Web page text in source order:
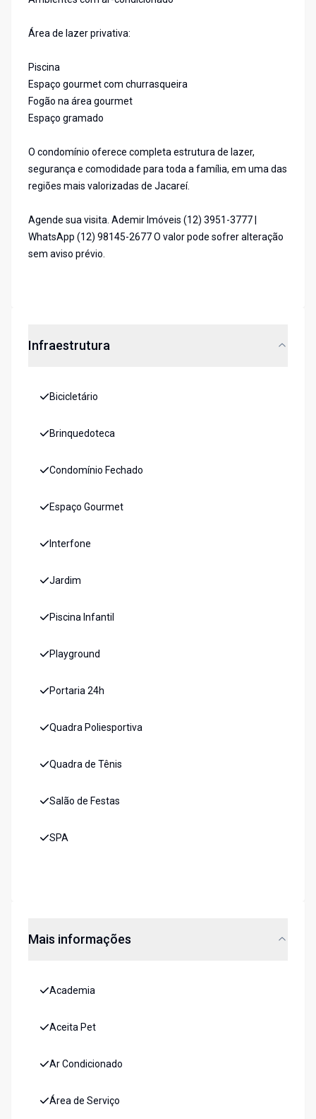
Área de lazer privativa:
Piscina
Espaço gourmet com churrasqueira
Fogão na área gourmet
Espaço gramado
O condomínio oferece completa estrutura de lazer,
segurança e comodidade para toda a família, em uma das
regiões mais valorizadas de Jacareí.
Agende sua visita. Ademir Imóveis (12) 3951-3777 |
WhatsApp (12) 98145-2677 O valor pode sofrer alteração
sem aviso prévio.
Infraestrutura
Bicicletário
Brinquedoteca
Condomínio Fechado
Espaço Gourmet
Interfone
Jardim
Piscina Infantil
Playground
Portaria 24h
Quadra Poliesportiva
Quadra de Tênis
Salão de Festas
SPA
Mais informações
Academia
Aceita Pet
Ar Condicionado
Área de Serviço